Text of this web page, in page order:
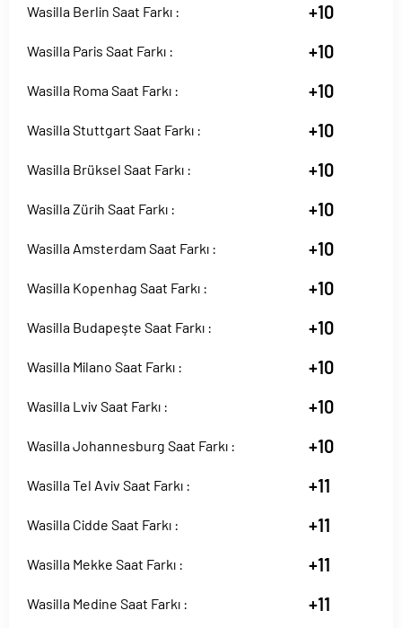
Wasilla Berlin Saat Farkı : +10
Wasilla Paris Saat Farkı : +10
Wasilla Roma Saat Farkı : +10
Wasilla Stuttgart Saat Farkı : +10
Wasilla Brüksel Saat Farkı : +10
Wasilla Zürih Saat Farkı : +10
Wasilla Amsterdam Saat Farkı : +10
Wasilla Kopenhag Saat Farkı : +10
Wasilla Budapeşte Saat Farkı : +10
Wasilla Milano Saat Farkı : +10
Wasilla Lviv Saat Farkı : +10
Wasilla Johannesburg Saat Farkı : +10
Wasilla Tel Aviv Saat Farkı : +11
Wasilla Cidde Saat Farkı : +11
Wasilla Mekke Saat Farkı : +11
Wasilla Medine Saat Farkı : +11